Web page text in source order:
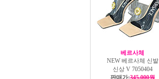
베르사체
NEW 베르사체 신발
신상 V 7050404
판매가:345,000원